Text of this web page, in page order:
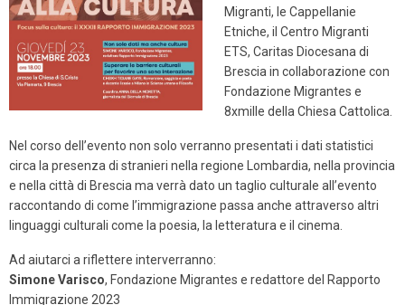
Migranti, le Cappellanie
Etniche, il Centro Migranti
ETS, Caritas Diocesana di
Brescia in collaborazione con
Fondazione Migrantes e
8xmille della Chiesa Cattolica.
Nel corso dell’evento non solo verranno presentati i dati statistici
circa la presenza di stranieri nella regione Lombardia, nella provincia
e nella città di Brescia ma verrà dato un taglio culturale all’evento
raccontando di come l’immigrazione passa anche attraverso altri
linguaggi culturali come la poesia, la letteratura e il cinema.
Ad aiutarci a riflettere interverranno:
Simone Varisco, Fondazione Migrantes e redattore del Rapporto
Immigrazione 2023